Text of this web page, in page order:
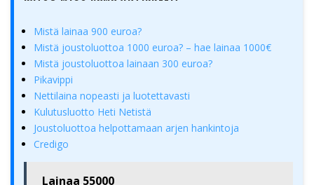
Mistä lainaa 900 euroa?
Mistä joustoluottoa 1000 euroa? – hae lainaa 1000€
Mistä joustoluottoa lainaan 300 euroa?
Pikavippi
Nettilaina nopeasti ja luotettavasti
Kulutusluotto Heti Netistä
Joustoluottoa helpottamaan arjen hankintoja
Credigo
Lainaa 55000